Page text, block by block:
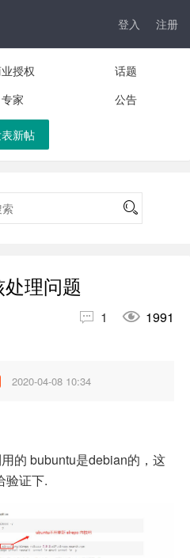
登入 注册
授权
话题
专家 公告
新帖
理问题
 1  1991
2020-04-08 10:34
的 bubuntu是debian的，这
验证下.